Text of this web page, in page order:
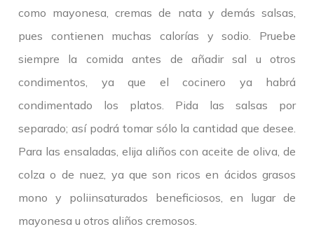
como mayonesa, cremas de nata y demás salsas,
pues contienen muchas calorías y sodio. Pruebe
siempre la comida antes de añadir sal u otros
condimentos, ya que el cocinero ya habrá
condimentado los platos. Pida las salsas por
separado; así podrá tomar sólo la cantidad que desee.
Para las ensaladas, elija aliños con aceite de oliva, de
colza o de nuez, ya que son ricos en ácidos grasos
mono y poliinsaturados beneficiosos, en lugar de
mayonesa u otros aliños cremosos.